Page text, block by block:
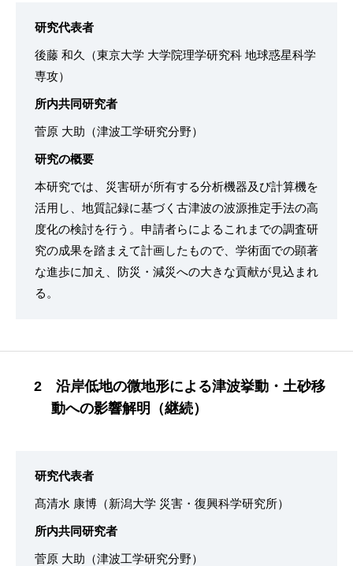
研究代表者
後藤 和久（東京大学 大学院理学研究科 地球惑星科学
専攻）
所内共同研究者
菅原 大助（津波工学研究分野）
研究の概要
本研究では、災害研が所有する分析機器及び計算機を
活用し、地質記録に基づく古津波の波源推定手法の高
度化の検討を行う。申請者らによるこれまでの調査研
究の成果を踏まえて計画したもので、学術面での顕著
な進歩に加え、防災・減災への大きな貢献が見込まれ
る。
2 沿岸低地の微地形による津波挙動・土砂移
動への影響解明（継続）
研究代表者
髙清水 康博（新潟大学 災害・復興科学研究所）
所内共同研究者
菅原 大助（津波工学研究分野）